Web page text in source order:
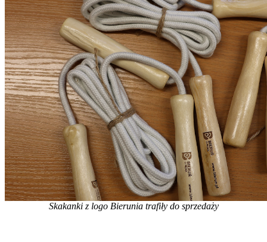
Skakanki z logo Bierunia trafiły do sprzedaży